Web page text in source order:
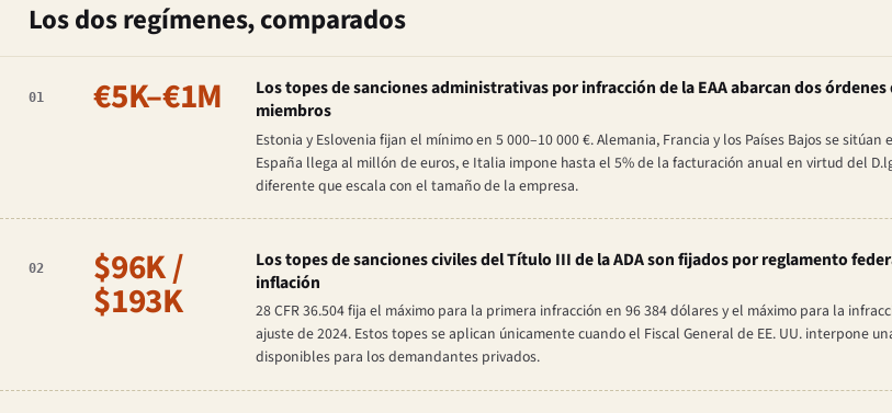
Los dos regímenes, comparados
01 €5K–€1M
Los topes de sanciones administrativas por infracción de la EAA abarcan dos
miembros
Estonia y Eslovenia fijan el mínimo en 5 000–10 000 €. Alemania, Francia y los Países Bajos se sitúan
España llega al millón de euros, e Italia impone hasta el 5% de la facturación anual en virtud del
diferente que escala con el tamaño de la empresa.
02 $96K /
$193K
Los topes de sanciones civiles del Título III de la ADA son fijados por reglamento
inflación
28 CFR 36.504 fija el máximo para la primera infracción en 96 384 dólares y el máximo para la
ajuste de 2024. Estos topes se aplican únicamente cuando el Fiscal General de EE. UU. interpone
disponibles para los demandantes privados.